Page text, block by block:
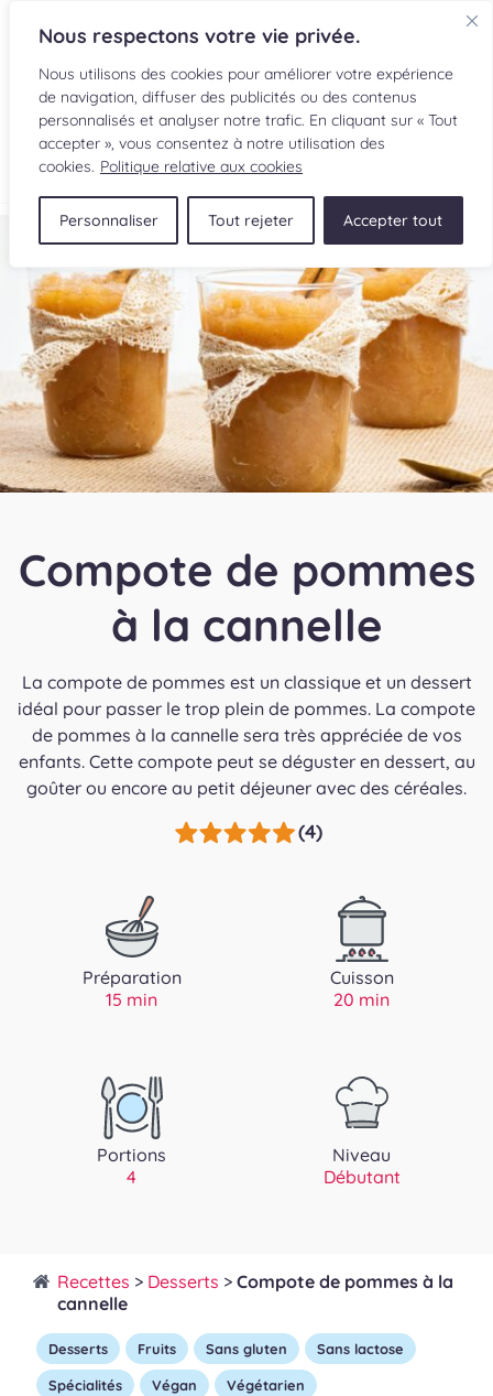
Nous respectons votre vie privée.
Nous utilisons des cookies pour améliorer votre expérience
de navigation, diffuser des publicités ou des contenus
personnalisés et analyser notre trafic. En cliquant sur « Tout
accepter », vous consentez à notre utilisation des
cookies. Politique relative aux cookies
Personnaliser Tout rejeter Accepter tout
EN
RECETTES
INGRÉDIENTS
LECTURES CULINAIRES
SOUMETTRE UNE RECETTE
BOUTIQUE
Compote de pommes
à la cannelle
La compote de pommes est un classique et un dessert
idéal pour passer le trop plein de pommes. La compote
de pommes à la cannelle sera très appréciée de vos
enfants. Cette compote peut se déguster en dessert, au
goûter ou encore au petit déjeuner avec des céréales.
(4)
Préparation
15 min
Cuisson
20 min
Portions
4
Niveau
Débutant
Recettes > Desserts >Compote de pommes à la
cannelle
Desserts Fruits Sans gluten Sans lactose
Spécialités Végan Végétarien